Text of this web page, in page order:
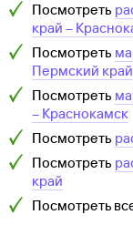
Посмотреть
край –
Посмотреть
Пермский край
Посмотреть
– Краснокамск
Посмотреть
Посмотреть
край
Посмотреть